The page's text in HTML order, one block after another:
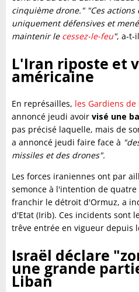
cinquième drone." "Ces
uniquement défensives et
maintenir le cessez-le-feu", a-t-
L'Iran riposte et
américaine
En représailles, les Gardiens
annoncé jeudi avoir visé une
pas précisé laquelle, mais de
a annoncé jeudi faire face à
missiles et des drones".
Les forces iraniennes ont par
semonce à l'intention de
franchir le détroit d'Ormuz, a
d'Etat (Irib). Ces incidents sont
trêve entrée en vigueur depuis
Israël déclare
une grande
Liban